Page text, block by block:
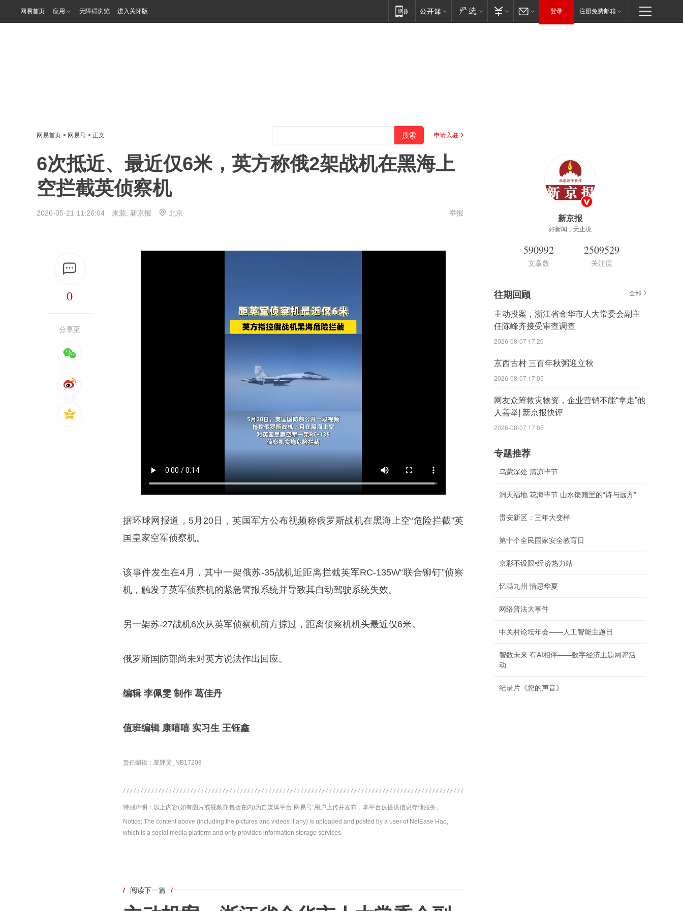
网易首页 应用 无障碍浏览 进入关怀版 登录 注册免费邮箱
网易首页 > 网易号 > 正文 申请入驻
6次抵近、最近仅6米，英方称俄2架战机在黑海上
空拦截英侦察机
2026-05-21 11:26:04 来源: 新京报 北京 举报
0
分享至
据环球网报道，5月20日，英国军方公布视频称俄罗斯战机在黑海上空“危险拦截”英
国皇家空军侦察机。
该事件发生在4月，其中一架俄苏-35战机近距离拦截英军RC-135W“联合铆钉”侦察
机，触发了英军侦察机的紧急警报系统并导致其自动驾驶系统失效。
另一架苏-27战机6次从英军侦察机前方掠过，距离侦察机机头最近仅6米。
俄罗斯国防部尚未对英方说法作出回应。
编辑 李佩雯 制作 葛佳丹
值班编辑 康嘻嘻 实习生 王钰鑫
责任编辑：覃肄灵_NB17208
特别声明：以上内容(如有图片或视频亦包括在内)为自媒体平台“网易号”用户上传并发布，本平台仅提供信息存储服务。
Notice: The content above (including the pictures and videos if any) is uploaded and posted by a user of NetEase Hao,
which is a social media platform and only provides information storage services.
/ 阅读下一篇 /
新京报
好新闻，无止境
590992
文章数
2509529
关注度
往期回顾 全部
主动投案，浙江省金华市人大常委会副主
任陈峰齐接受审查调查
2026-08-07 17:26
京西古村 三百年秋粥迎立秋
2026-08-07 17:05
网友众筹救灾物资，企业营销不能“拿走”他
人善举| 新京报快评
2026-08-07 17:05
专题推荐
乌蒙深处 清凉毕节
洞天福地 花海毕节 山水馈赠里的“诗与远方”
贵安新区：三年大变样
第十个全民国家安全教育日
京彩不设限•经济热力站
忆满九州 情思华夏
网络普法大事件
中关村论坛年会——人工智能主题日
智数未来 有AI相伴——数字经济主题网评活
动
纪录片《您的声音》